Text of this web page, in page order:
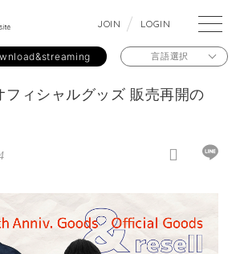
JOI N LOGI N
言語選択
フィシャルグッズ 販売再開の